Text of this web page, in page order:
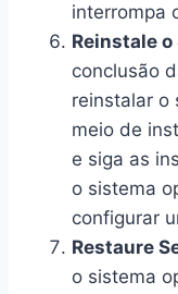
interrompa
Reinstale
conclusão
reinstalar o
meio de
e siga as
o sistema
configurar
Restaure
o sistema